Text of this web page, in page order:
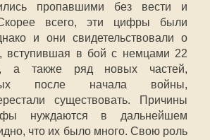
пропавшими без вести и
всего, эти цифры были
и они свидетельствовали о
вступившая в бой с немцами 22
а также ряд новых частей,
после начала войны,
существовать. Причины
нуждаются в дальнейшем
что их было много. Свою роль